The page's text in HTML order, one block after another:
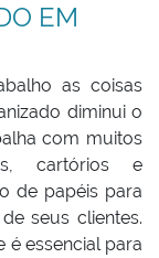
EM
as coisas
diminui o
com muitos
cartórios e
de papéis para
seus clientes.
é essencial para